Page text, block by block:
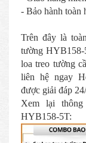
- Bảo hành toàn
Trên đây là
tường HYB158-
loa treo tường
liên hệ ngay
được giải đáp
Xem lại
HYB158-5T: